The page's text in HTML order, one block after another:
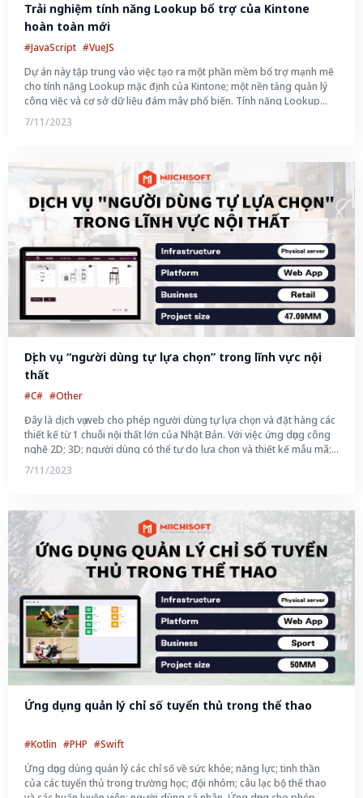
Trải nghiệm tính năng Lookup bổ trợ của Kintone
hoàn toàn mới
#JavaScript #VueJS
Dự án này tập trung vào việc tạo ra một phần mềm bổ trợ mạnh mẽ
cho tính năng Lookup mặc định của Kintone; một nền tảng quản lý
công việc và cơ sở dữ liệu đám mây phổ biến. Tính năng Lookup
trong Kintone cho phép người dùng tìm kiếm và truy cập thông tin
từ nhiều ứng dụng khác nhau; tạo sự tiện lợi trong quản lý dữ liệu.
7/11/2023
Dịch vụ “người dùng tự lựa chọn” trong lĩnh vực nội
thất
#C# #Other
Đây là dịch vụ web cho phép người dùng tự lựa chọn và đặt hàng các
thiết kế từ 1 chuỗi nội thất lớn của Nhật Bản. Với việc ứng dụng công
nghệ 2D; 3D; người dùng có thể tự do lựa chọn và thiết kế mẫu mã;
kích thước; hình dạng và màu sắc nội thất cũng như xem trước sản
phẩm và đặt hàng
7/11/2023
Ứng dụng quản lý chỉ số tuyển thủ trong thể thao
#Kotlin #PHP #Swift
Ứng dụng dùng quản lý các chỉ số về sức khỏe; năng lực; tinh thần
của các tuyển thủ trong trường học; đội nhóm; câu lạc bộ thể thao